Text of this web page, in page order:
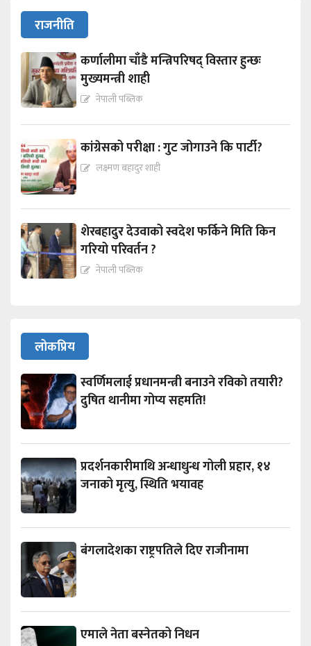
राजनीति
कर्णालीमा चाँडै मन्त्रिपरिषद् विस्तार हुन्छः
मुख्यमन्त्री शाही
नेपाली पब्लिक
कांग्रेसको परीक्षा : गुट जोगाउने कि पार्टी?
लक्ष्मण बहादुर शाही
शेरबहादुर देउवाको स्वदेश फर्किने मिति किन
गरियो परिवर्तन ?
नेपाली पब्लिक
लोकप्रिय
स्वर्णिमलाई प्रधानमन्त्री बनाउने रविको तयारी?
दुषित थानीमा गोप्य सहमति!
प्रदर्शनकारीमाथि अन्धाधुन्ध गोली प्रहार, १४
जनाको मृत्यु, स्थिति भयावह
बंगलादेशका राष्ट्रपतिले दिए राजीनामा
एमाले नेता बस्नेतको निधन